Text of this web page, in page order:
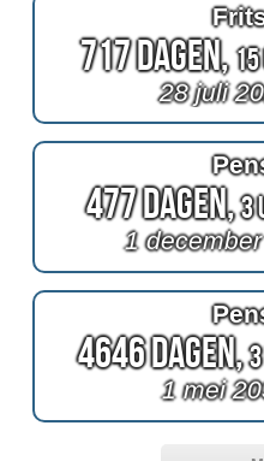
717 Dagen,
28 juli
477 Dagen,3
1
4646 Dagen,
1 mei